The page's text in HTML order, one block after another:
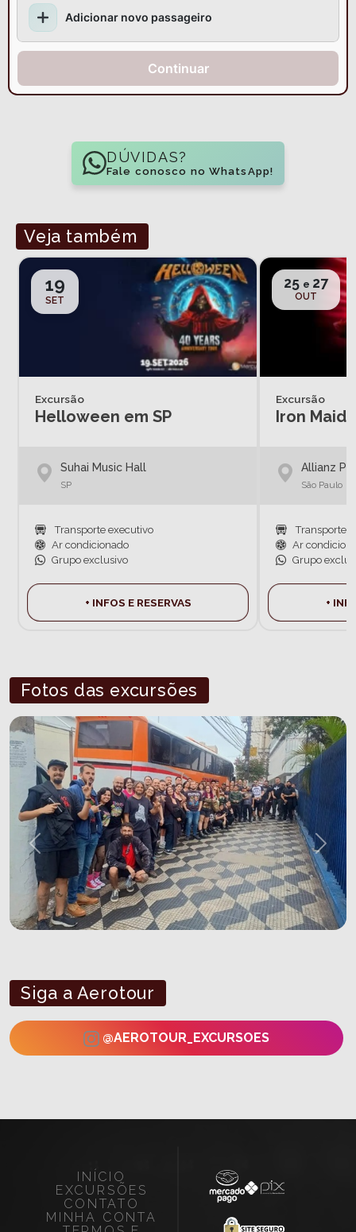
Adicionar novo passageiro
Continuar
DÚVIDAS?
Fale conosco no WhatsApp!
Veja também
19
SET
Excursão
Helloween em SP
Suhai Music Hall
SP
Transporte executivo
Ar condicionado
Grupo exclusivo
+ INFOS E RESERVAS
25 e 27
OUT
Excursão
Iron
Allianz
São Paulo
Transporte
Ar
Grupo
+
Siga a Aerotour
@AEROTOUR_EXCURSOES
Fotos das excursões
Previous Next
INÍCIO
EXCURSÕES
CONTATO
MINHA CONTA